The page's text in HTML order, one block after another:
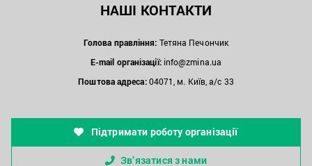
НАШІ КОНТАКТИ
Голова правління: Тетяна Печончик
E-mail організації: info@zmina.ua
Поштова адреса:04071, м. Київ, а/с 33
Підтримати роботу організації
Зв’язатися з нами